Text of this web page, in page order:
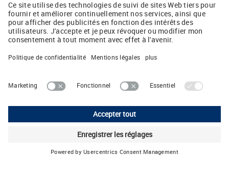
Twitter
Lütze AG
Oststrasse 2 • CH-8854 Siebnen
Téléphone: +41 55 450 23-23 • E-Mail:info(at)luetze.ch